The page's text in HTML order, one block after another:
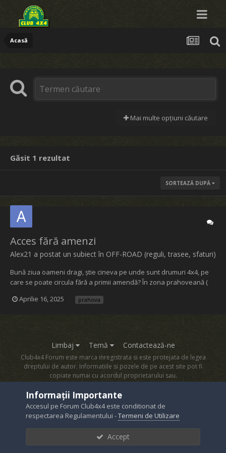
Acasă
Mai multe opțiuni căutare
Găsit 1 rezultat
SORTEAZĂ DUPĂ
Acces fără amenzi
Alex21 a postat un subiect în OFF-ROAD (reguli, trasee, sfaturi)
Bună ziua oameni dragi, știe cineva pe unde sunt drumuri 4x4, pe
care se poate circula fără a primii amendă? În zona prahoveană (
ajutor Am tot văzut și simțit pe pielea mea ( doar un avertisment) ca
Aprilie 16, 2025 prahova
Limbaj Temă Contactează-ne
Club4x4 Forum este marca inregistrata si este protejata de legea
dreptului de autor. Informatiile si pozele de pe acest site pot fi
copiate numai cu acordul proprietarului sau.
Powered by Invision Community
Informații Importante
Accesul pe Forum Club4x4 este conditionat de
respectarea Regulamentului -Termeni de Utilizare
Accept